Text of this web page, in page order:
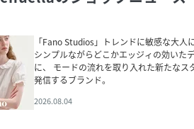
「Fano Studios」トレンドに敏感な大人
シンプルながらどこかエッジィの効いた
に、 モードの流れを取り入れた新たなス
発信するブランド。
2026.08.04